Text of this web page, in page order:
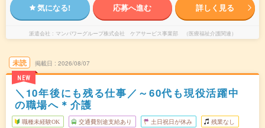
気になる! 応募へ進む 詳しく見る
派遣会社 マンパワーグループ株式会社 ケアサービス事業部 （医療福祉介護関連）
未読
NEW
掲載日 2026/08/07
＼10年後にも残る仕事／～60代も現役活躍中
の職場へ＊介護
職種未経験OK 交通費別途支給あり 土日祝日が休み 残業なし